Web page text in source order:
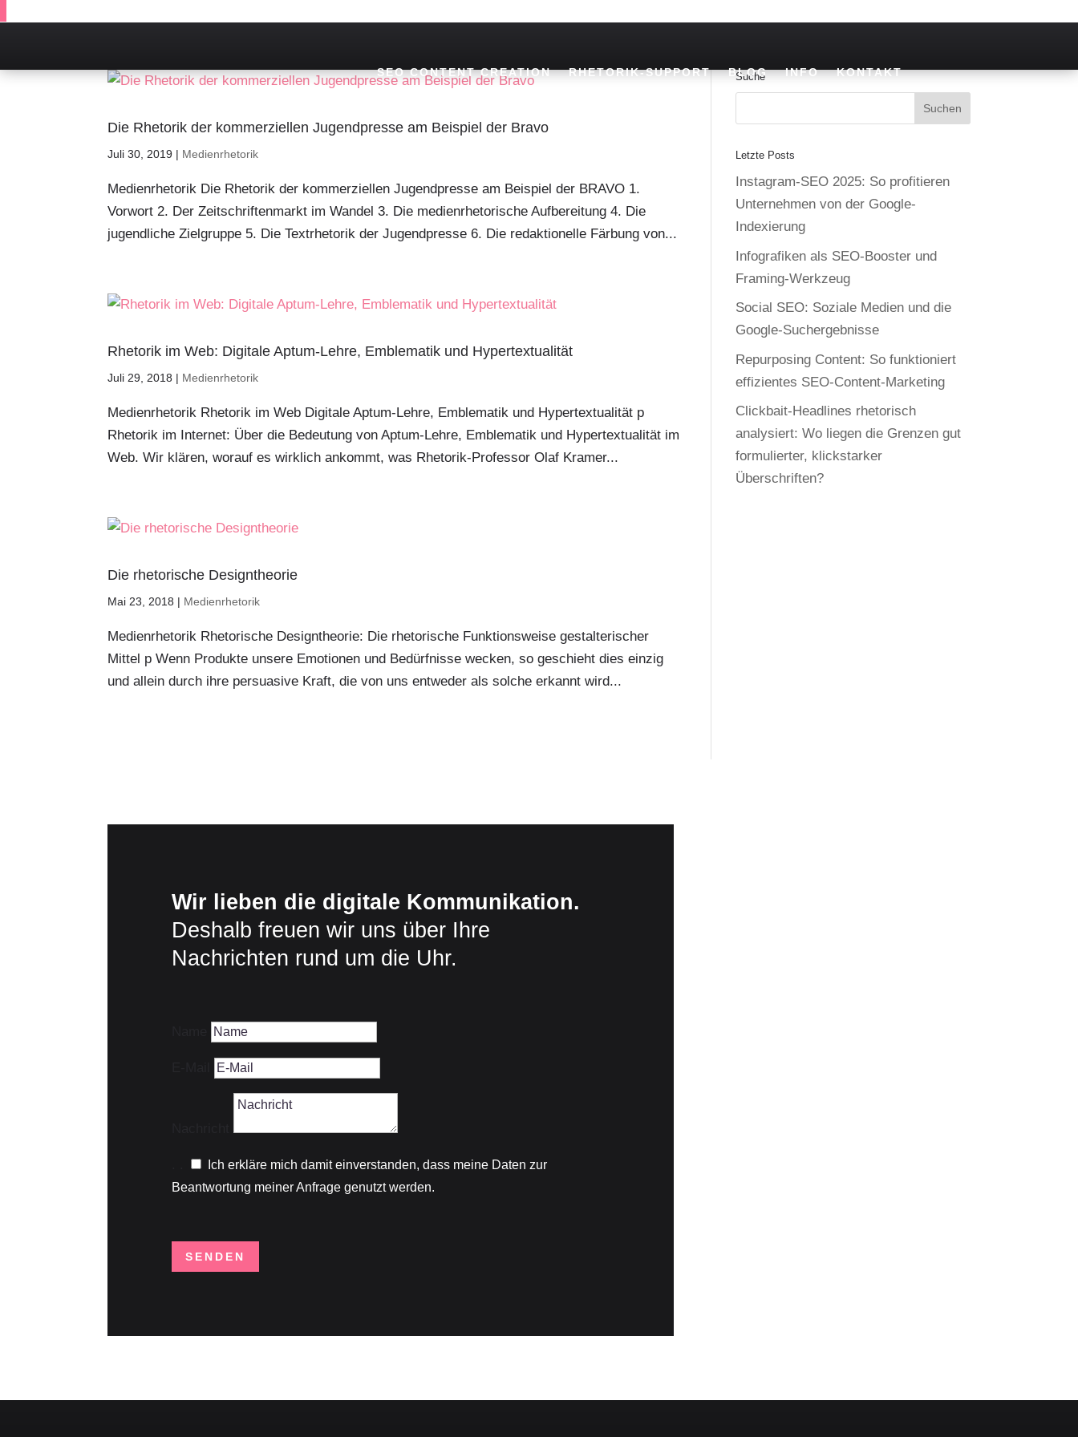
SEO CONTENT CREATION RHETORIK-SUPPORT BLOG INFO KONTAKT
Die Rhetorik der kommerziellen Jugendpresse am Beispiel der Bravo
Juli 30, 2019 | Medienrhetorik
Medienrhetorik Die Rhetorik der kommerziellen Jugendpresse am Beispiel der BRAVO 1.
Vorwort 2. Der Zeitschriftenmarkt im Wandel 3. Die medienrhetorische Aufbereitung 4. Die
jugendliche Zielgruppe 5. Die Textrhetorik der Jugendpresse 6. Die redaktionelle Färbung von...
Rhetorik im Web: Digitale Aptum-Lehre, Emblematik und Hypertextualität
Juli 29, 2018 | Medienrhetorik
Medienrhetorik Rhetorik im Web Digitale Aptum-Lehre, Emblematik und Hypertextualität p
Rhetorik im Internet: Über die Bedeutung von Aptum-Lehre, Emblematik und Hypertextualität im
Web. Wir klären, worauf es wirklich ankommt, was Rhetorik-Professor Olaf Kramer...
Die rhetorische Designtheorie
Mai 23, 2018 | Medienrhetorik
Medienrhetorik Rhetorische Designtheorie: Die rhetorische Funktionsweise gestalterischer
Mittel p Wenn Produkte unsere Emotionen und Bedürfnisse wecken, so geschieht dies einzig
und allein durch ihre persuasive Kraft, die von uns entweder als solche erkannt wird...
Suche
Letzte Posts
Instagram-SEO 2025: So profitieren
Unternehmen von der Google-
Indexierung
Infografiken als SEO-Booster und
Framing-Werkzeug
Social SEO: Soziale Medien und die
Google-Suchergebnisse
Repurposing Content: So funktioniert
effizientes SEO-Content-Marketing
Clickbait-Headlines rhetorisch
analysiert: Wo liegen die Grenzen gut
formulierter, klickstarker
Überschriften?
Wir lieben die digitale Kommunikation.
Deshalb freuen wir uns über Ihre
Nachrichten rund um die Uhr.
Ich erkläre mich damit einverstanden, dass meine Daten zur
Beantwortung meiner Anfrage genutzt werden.
SENDEN